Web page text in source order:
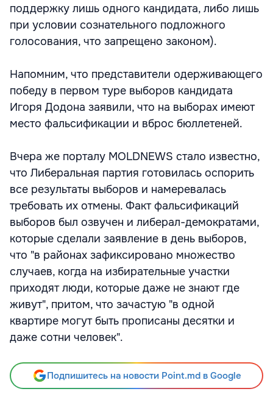
поддержку лишь одного кандидата, либо лишь
при условии сознательного подложного
голосования, что запрещено законом).
Напомним, что представители одерживающего
победу в первом туре выборов кандидата
Игоря Додона заявили, что на выборах имеют
место фальсификации и вброс бюллетеней.
Вчера же порталу MOLDNEWS стало известно,
что Либеральная партия готовилась оспорить
все результаты выборов и намеревалась
требовать их отмены. Факт фальсификаций
выборов был озвучен и либерал-демократами,
которые сделали заявление в день выборов,
что "в районах зафиксировано множество
случаев, когда на избирательные участки
приходят люди, которые даже не знают где
живут", притом, что зачастую "в одной
квартире могут быть прописаны десятки и
даже сотни человек".
Подпишитесь на новости Point.md в Google